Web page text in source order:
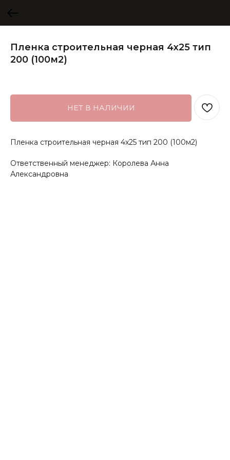
Пленка строительная черная 4х25 тип
200 (100м2)
НЕТ В НАЛИЧИИ
Пленка строительная черная 4х25 тип 200 (100м2)
Ответственный менеджер: Королева Анна
Александровна